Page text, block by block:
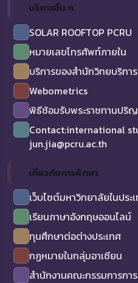
บริการอื่น ๆ
SOLAR ROOFTOP PCRU
หมายเลขโทรศัพท์ภายใน
บริการของสำนักวิทยบริกา
Webometrics
พิธีซ้อมรับพระราชทานปริ
Contact:international
jun.jia@pcru.ac.th
เกี่ยวกับการศึกษา
เว็บไซต์มหาวิทยาลัยในประ
เรียนภาษาอังกฤษออนไลน์
ทุนศึกษาต่อต่างประเทศ
กฏหมายในกลุ่มอาเซียน
สำนักงานคณะกรรมการกา